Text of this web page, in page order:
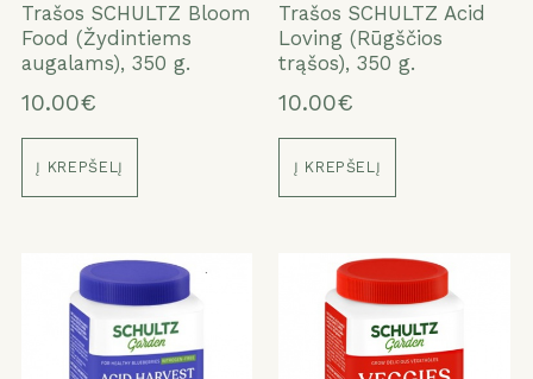
Trašos SCHULTZ Bloom
Food (Žydintiems
augalams), 350 g.
10.00€
Į KREPŠELĮ
Trašos SCHULTZ Acid
Loving (Rūgščios
trąšos), 350 g.
10.00€
Į KREPŠELĮ